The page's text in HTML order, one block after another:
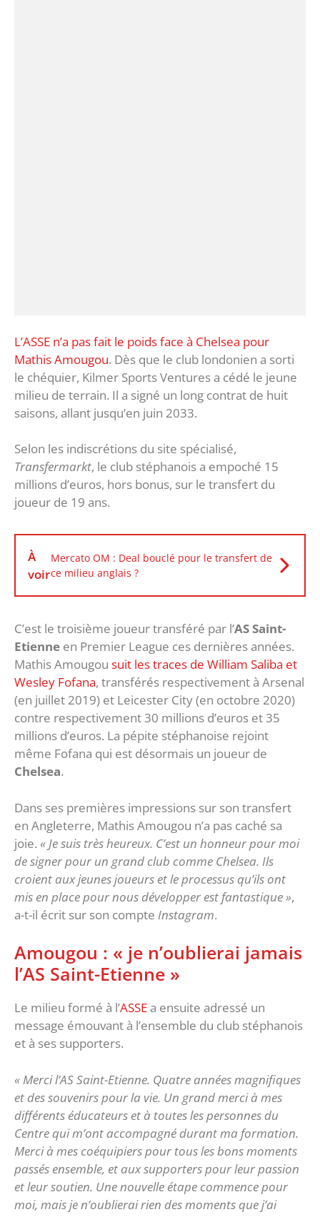
L’ASSE n’a pas fait le poids face à Chelsea pour
Mathis Amougou. Dès que le club londonien a sorti
le chéquier, Kilmer Sports Ventures a cédé le jeune
milieu de terrain. Il a signé un long contrat de huit
saisons, allant jusqu’en juin 2033.
Selon les indiscrétions du site spécialisé,
Transfermarkt, le club stéphanois a empoché 15
millions d’euros, hors bonus, sur le transfert du
joueur de 19 ans.
À
voir
Mercato OM : Deal bouclé pour le transfert de
ce milieu anglais ?
C’est le troisième joueur transféré par l’AS Saint-
Etienne en Premier League ces dernières années.
Mathis Amougou suit les traces de William Saliba et
Wesley Fofana, transférés respectivement à Arsenal
(en juillet 2019) et Leicester City (en octobre 2020)
contre respectivement 30 millions d’euros et 35
millions d’euros. La pépite stéphanoise rejoint
même Fofana qui est désormais un joueur de
Chelsea.
Dans ses premières impressions sur son transfert
en Angleterre, Mathis Amougou n’a pas caché sa
joie. « Je suis très heureux. C’est un honneur pour moi
de signer pour un grand club comme Chelsea. Ils
croient aux jeunes joueurs et le processus qu’ils ont
mis en place pour nous développer est fantastique »,
a-t-il écrit sur son compte Instagram.
Amougou : « je n’oublierai jamais
l’AS Saint-Etienne »
Le milieu formé à l’ASSEa ensuite adressé un
message émouvant à l’ensemble du club stéphanois
et à ses supporters.
« Merci l’AS Saint-Etienne. Quatre années magnifiques
et des souvenirs pour la vie. Un grand merci à mes
différents éducateurs et à toutes les personnes du
Centre qui m’ont accompagné durant ma formation.
Merci à mes coéquipiers pour tous les bons moments
passés ensemble, et aux supporters pour leur passion
et leur soutien. Une nouvelle étape commence pour
moi, mais je n’oublierai rien des moments que j’ai